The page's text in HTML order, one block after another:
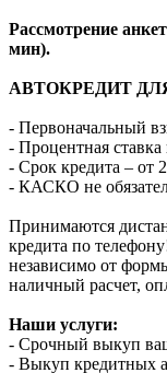
Рассмотрение
мин).
АВТОКРЕДИТ
- Первоначальный
- Процентная
- Срок кредита – от
- КАСКО не
Принимаются
кредита по
независимо от
наличный расчет,
Наши услуги:
- Срочный выкуп
- Выкуп кредитных